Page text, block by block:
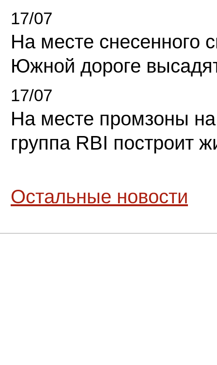
17/07
На месте снесенного
Южной дороге
17/07
На месте промзоны
группа RBI построит
Остальные новости